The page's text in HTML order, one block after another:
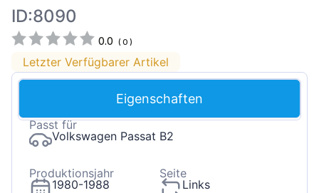
ID:8090
0.0 (0 )
Letzter Verfügbarer Artikel
Eigenschaften
Passt für
Volkswagen Passat B2
Produktionsjahr
1980-1988
Seite
Links